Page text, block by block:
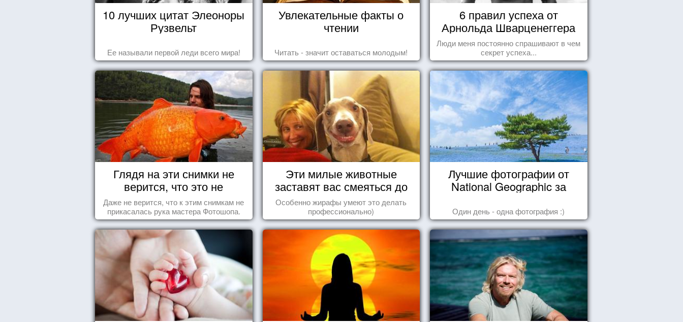
10 лучших цитат Элеоноры
Рузвельт
Ее называли первой леди всего мира!
Увлекательные факты о
чтении
Читать - значит оставаться молодым!
6 правил успеха от
Арнольда Шварценеггера
Люди меня постоянно спрашивают в чем
секрет успеха...
Глядя на эти снимки не
верится, что это не
Фотошоп!
Даже не верится, что к этим снимкам не
прикасалась рука мастера Фотошопа.
Эти милые животные
заставят вас смеяться до
упаду!
Особенно жирафы умеют это делать
профессионально)
Лучшие фотографии от
National Geographic за
Один день - одна фотография :)